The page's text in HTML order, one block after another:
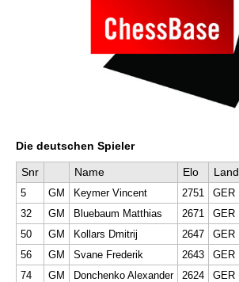
Die deutschen Spieler
Snr Name Elo Land
5
GM Keymer Vincent 2751 GER
32
GM Bluebaum Matthias 2671 GER
50
GM Kollars Dmitrij 2647 GER
56
GM Svane Frederik 2643 GER
74
GM Donchenko Alexander 2624 GER